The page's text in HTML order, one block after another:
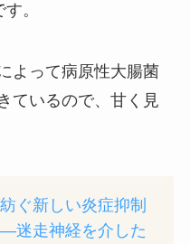
。
よって病原性大腸菌
ているので、甘く見
ぐ新しい炎症抑制
迷走神経を介した